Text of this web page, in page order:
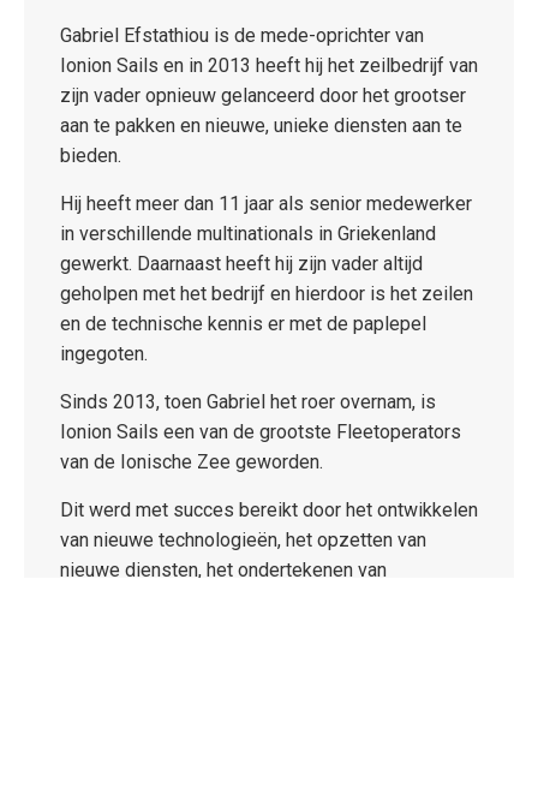
Gabriel Efstathiou is de mede-oprichter van
Ionion Sails en in 2013 heeft hij het zeilbedrijf van
zijn vader opnieuw gelanceerd door het grootser
aan te pakken en nieuwe, unieke diensten aan te
bieden.
Hij heeft meer dan 11 jaar als senior medewerker
in verschillende multinationals in Griekenland
gewerkt. Daarnaast heeft hij zijn vader altijd
geholpen met het bedrijf en hierdoor is het zeilen
en de technische kennis er met de paplepel
ingegoten.
Sinds 2013, toen Gabriel het roer overnam, is
Ionion Sails een van de grootste Fleetoperators
van de Ionische Zee geworden.
Dit werd met succes bereikt door het ontwikkelen
van nieuwe technologieën, het opzetten van
nieuwe diensten, het ondertekenen van